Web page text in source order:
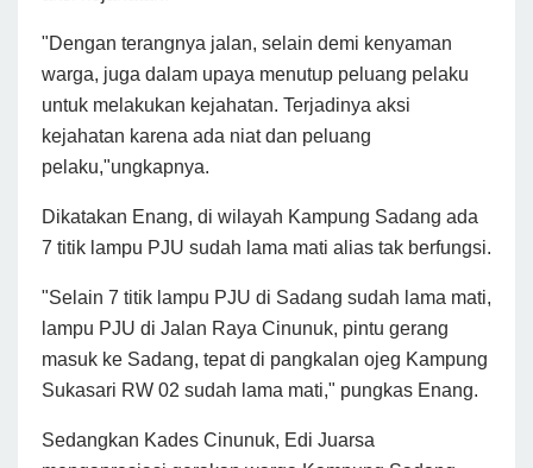
"Dengan terangnya jalan, selain demi kenyaman
warga, juga dalam upaya menutup peluang pelaku
untuk melakukan kejahatan. Terjadinya aksi
kejahatan karena ada niat dan peluang
pelaku,"ungkapnya.
Dikatakan Enang, di wilayah Kampung Sadang ada
7 titik lampu PJU sudah lama mati alias tak berfungsi.
"Selain 7 titik lampu PJU di Sadang sudah lama mati,
lampu PJU di Jalan Raya Cinunuk, pintu gerang
masuk ke Sadang, tepat di pangkalan ojeg Kampung
Sukasari RW 02 sudah lama mati," pungkas Enang.
Sedangkan Kades Cinunuk, Edi Juarsa